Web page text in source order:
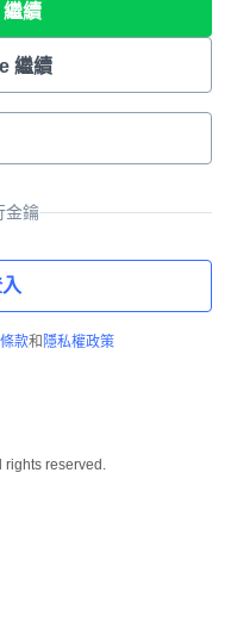
續
繼續
金鑰
款和 隱私權政策
rights reserved.